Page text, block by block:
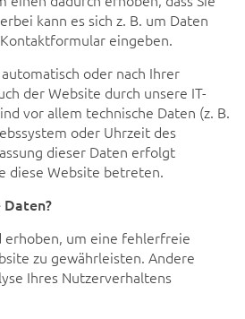
kann es sich z. B. um Daten
eingeben.
oder nach Ihrer
der Website durch unsere IT-
vor allem technische Daten (z. B.
oder Uhrzeit des
dieser Daten erfolgt
diese Website betreten.
erhoben, um eine fehlerfreie
zu gewährleisten. Andere
Ihres Nutzerverhaltens